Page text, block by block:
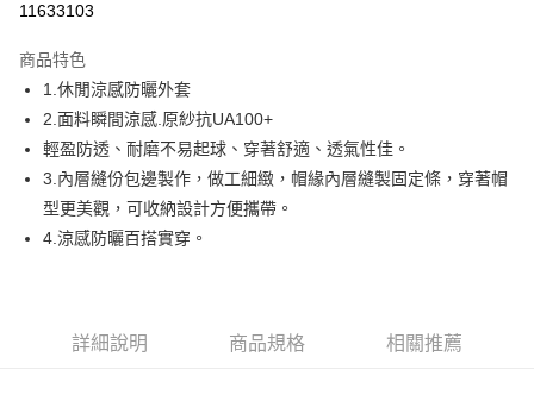
悠遊付
AFTEE先享後付
相關說明
【關於「AFTEE先享後付」】
AFTEE先享後付是「在收到商品之後才付款」的支付方式。 讓您購物簡單
便利好安心！
１．簡單：不需註冊會員、不需綁卡、不需儲值。
１．於結帳方式選擇「AFTEE先享後付」後，將跳轉至「AFTEE先享後付」
ATM付款
運送方式
11633103
商品特色
1.休閒涼感防曬外套
2.面料瞬間涼感.原紗抗UA100+
輕盈防透、耐磨不易起球、穿著舒適、透氣性佳。
3.內層縫份包邊製作，做工細緻，帽緣內層縫製固定條，穿著帽
型更美觀，可收納設計方便攜帶。
4.涼感防曬百搭實穿。
詳細說明 商品規格 相關推薦